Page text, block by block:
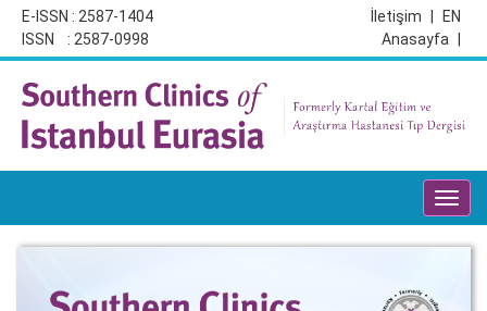
E-ISSN : 2587-1404
ISSN : 2587-0998
EN
İletişim
Anasayfa